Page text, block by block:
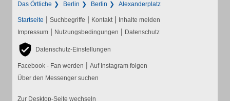
Das Örtliche Berlin Berlin Alexanderplatz
Startseite | Suchbegriffe | Kontakt | Inhalte melden
Impressum | Nutzungsbedingungen | Datenschutz
Datenschutz-Einstellungen
Facebook - Fan werden | Auf Instagram folgen
Über den Messenger suchen
Zur Desktop-Seite wechseln